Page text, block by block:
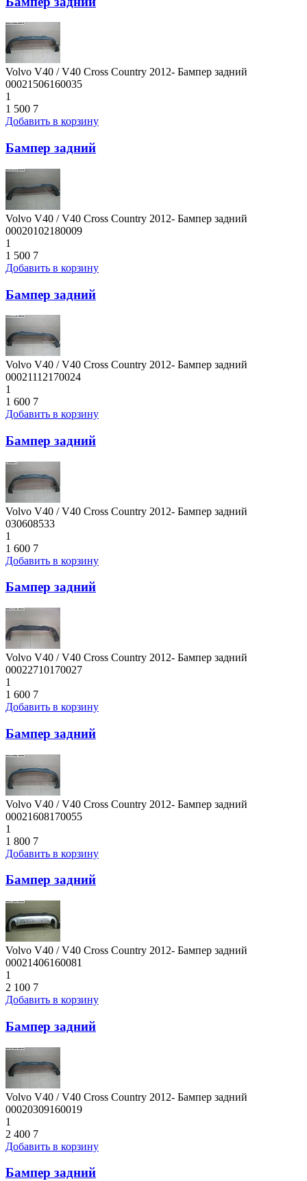
Volvo V40 / V40 Cross Country 2012- Бампер задний
00021506160035
1
1 500 7
Добавить в корзину
Бампер задний
Volvo V40 / V40 Cross Country 2012- Бампер задний
00020102180009
1
1 500 7
Добавить в корзину
Бампер задний
Volvo V40 / V40 Cross Country 2012- Бампер задний
00021112170024
1
1 600 7
Добавить в корзину
Бампер задний
Volvo V40 / V40 Cross Country 2012- Бампер задний
030608533
1
1 600 7
Добавить в корзину
Бампер задний
Volvo V40 / V40 Cross Country 2012- Бампер задний
00022710170027
1
1 600 7
Добавить в корзину
Бампер задний
Volvo V40 / V40 Cross Country 2012- Бампер задний
00021608170055
1
1 800 7
Добавить в корзину
Бампер задний
Volvo V40 / V40 Cross Country 2012- Бампер задний
00021406160081
1
2 100 7
Добавить в корзину
Бампер задний
Volvo V40 / V40 Cross Country 2012- Бампер задний
00020309160019
1
2 400 7
Добавить в корзину
Бампер задний